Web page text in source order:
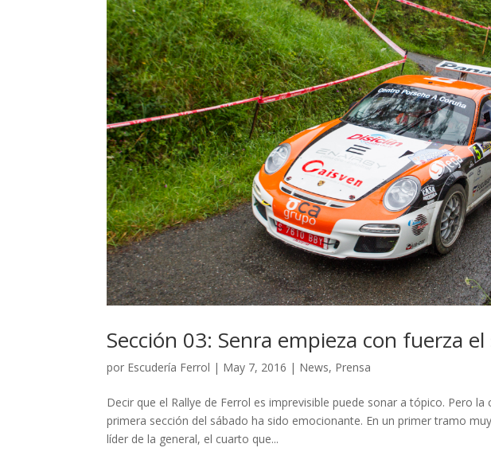
Sección 03: Senra empieza con fuerza
por Escudería Ferrol | May 7, 2016 | News, Prensa
Decir que el Rallye de Ferrol es imprevisible puede sonar a tópico. Pero
primera sección del sábado ha sido emocionante. En un primer tramo
líder de la general, el cuarto que...